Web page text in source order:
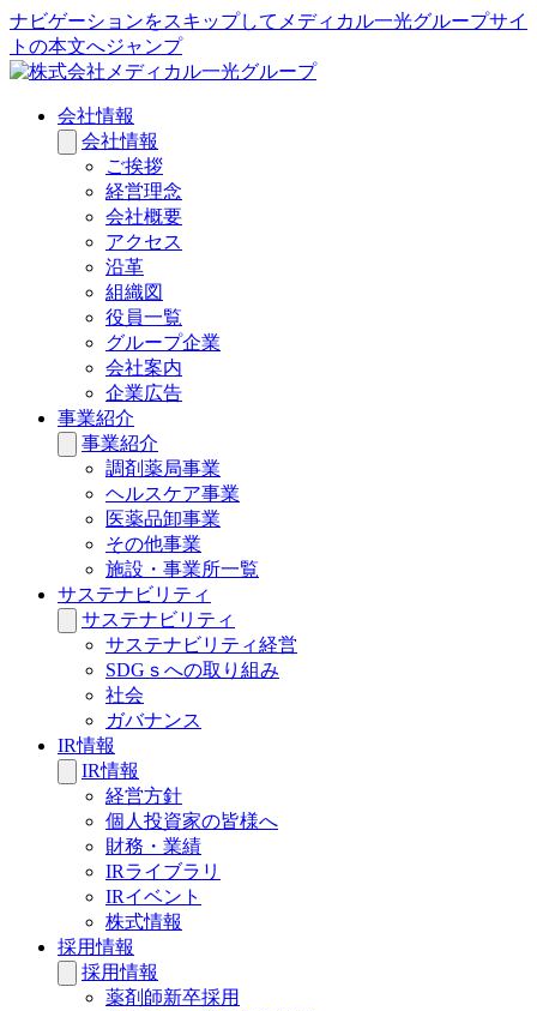
ナビゲーションをスキップしてメディカル一光グループサイ
トの本文へジャンプ
会社情報
会社情報
ご挨拶
経営理念
会社概要
アクセス
沿革
組織図
役員一覧
グループ企業
会社案内
企業広告
事業紹介
事業紹介
調剤薬局事業
ヘルスケア事業
医薬品卸事業
その他事業
施設・事業所一覧
サステナビリティ
サステナビリティ
サステナビリティ経営
SDGｓへの取り組み
社会
ガバナンス
IR情報
IR情報
経営方針
個人投資家の皆様へ
財務・業績
IRライブラリ
IRイベント
株式情報
採用情報
採用情報
薬剤師新卒採用